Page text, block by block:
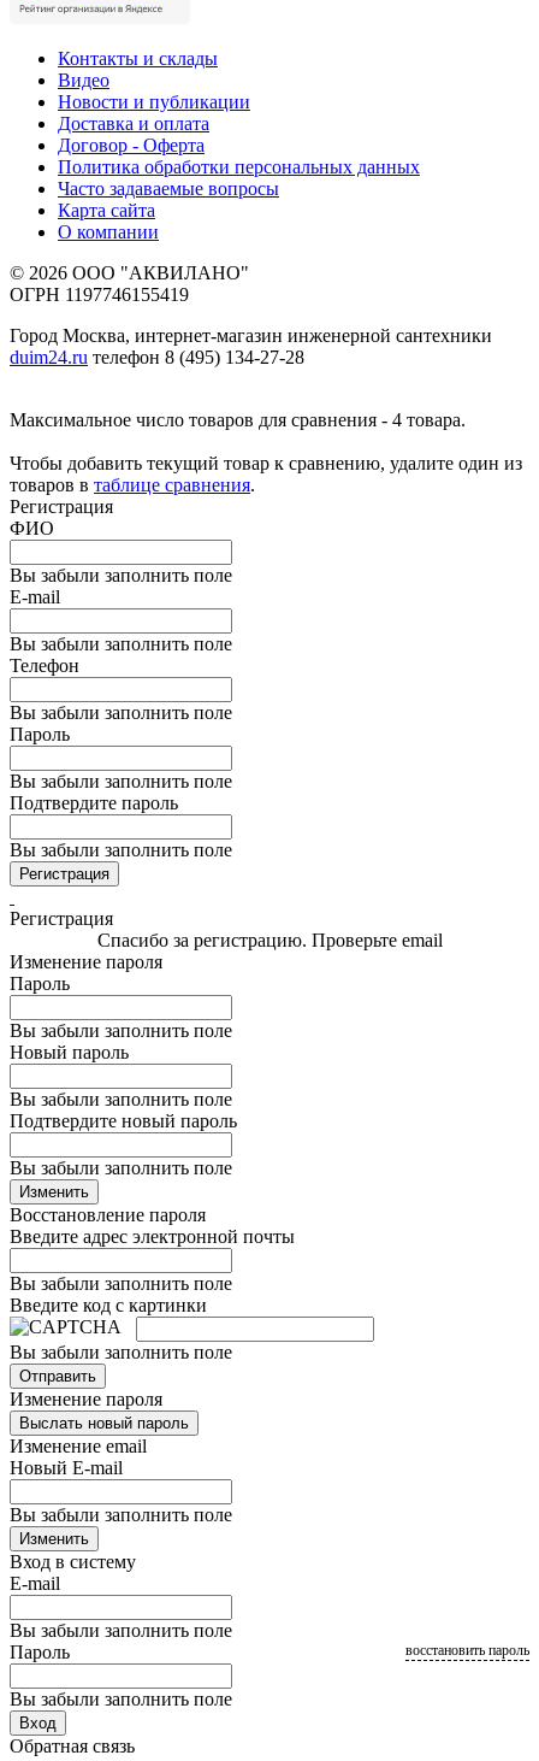
Контакты и склады
Видео
Новости и публикации
Доставка и оплата
Договор - Оферта
Политика обработки персональных данных
Часто задаваемые вопросы
Карта сайта
О компании
© 2026 ООО "АКВИЛАНО"
ОГРН 1197746155419
Город Москва, интернет-магазин инженерной сантехники
duim24.ru телефон 8 (495) 134-27-28
Максимальное число товаров для сравнения - 4 товара.
Чтобы добавить текущий товар к сравнению, удалите один из
товаров в таблице сравнения.
Регистрация
ФИО
Вы забыли заполнить поле
E-mail
Вы забыли заполнить поле
Телефон
Вы забыли заполнить поле
Пароль
Вы забыли заполнить поле
Подтвердите пароль
Вы забыли заполнить поле
Регистрация
Регистрация
Спасибо за регистрацию. Проверьте email
Изменение пароля
Пароль
Вы забыли заполнить поле
Новый пароль
Вы забыли заполнить поле
Подтвердите новый пароль
Вы забыли заполнить поле
Изменить
Восстановление пароля
Введите адрес электронной почты
Вы забыли заполнить поле
Введите код с картинки
Вы забыли заполнить поле
Отправить
Изменение пароля
Выслать новый пароль
Изменение email
Новый E-mail
Вы забыли заполнить поле
Изменить
Вход в систему
E-mail
Вы забыли заполнить поле
Пароль
Вы забыли заполнить поле
восстановить пароль
Вход
Обратная связь